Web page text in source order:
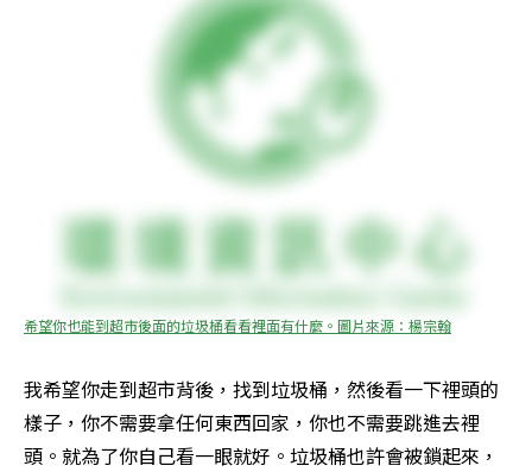
希望你也能到超市後面的垃圾桶看看裡面有什麼。圖片來源：楊宗翰
我希望你走到超市背後，找到垃圾桶，然後看一下裡頭的
樣子，你不需要拿任何東西回家，你也不需要跳進去裡
頭。就為了你自己看一眼就好。垃圾桶也許會被鎖起來，